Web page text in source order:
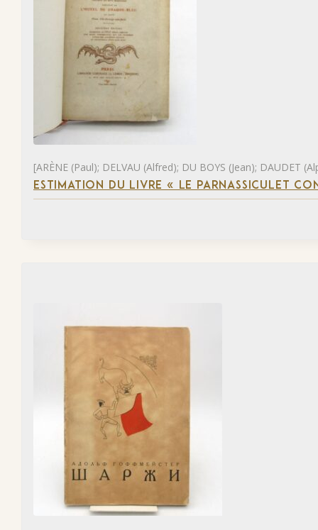
[ARÈNE (Paul); DELVAU (Alfred); DU BOYS (Jean); DAUDET
ESTIMATION DU LIVRE « LE PARNASSICULET